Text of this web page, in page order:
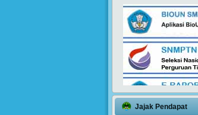
Jajak Pendapat